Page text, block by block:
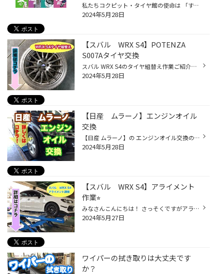
私たちコクピット・タイヤ館の使命は 「すべてはお客様一人ひとりの 安全と安心の為に」。 お客様へ安全と安心なカーライフを お届けするためにタイヤ専門店として 地域のお客様に信頼して愛車を お任せいただけるお店であり続けます。 ここまでついてくる ブリヂストンのタイヤあります 【タイヤ＋...
2024年5月28日
【スバル WRX S4】POTENZA
S007Aタイヤ交換
スバル WRX S4のタイヤ組替え作業ご紹介します！ 履いてたタイヤ外しました！ 今回組替えるタイヤです！ POTENZA S007A組替えます！ 履いてたタイヤと新品タイヤ比べてみました！ 履いてたタイヤは溝が減っています。 さっそく組替えていきます！ タイヤを機械で外していきます！ ホイールに付いて...
2024年5月28日
【日産 ムラーノ】エンジンオイル
交換
【日産 ムラーノ】の エンジンオイル交換の ご紹介です！ では早速上から チェンジャーを使用して 抜いていきます。 ホースは レベルゲージのところに 差し込みます。 新油を入れ 油量を確認して 作業完了です。 タイヤ館上越では 5/20〜6／14まで 愛車リフレッシュフェア を開催中です！ 愛車リフ...
2024年5月28日
【スバル WRX S4】アライメント
作業⭐︎
みなさんこんにちは！ さっそくですがアライメントはご存知ですか？ アライメントとは簡単に言うとお車の 骨盤調整になります！ タイヤの取付け角度がずれていると タイヤが早く摩耗したり 片側だけが減ってしまったりと、、、 また、車高調等装着車の場合車高を調整の段階で アライメントがずれて...
2024年5月27日
ワイパーの拭き取りは大丈夫です
か？